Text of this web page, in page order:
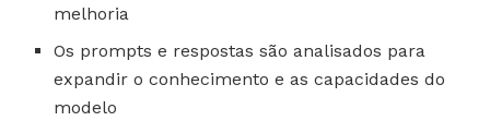
melhoria
Os prompts e respostas são analisados para
expandir o conhecimento e as capacidades do
modelo